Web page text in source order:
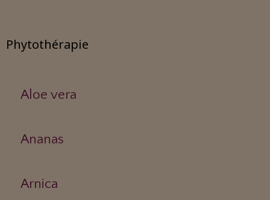
Phytothérapie
Aloe vera
Ananas
Arnica